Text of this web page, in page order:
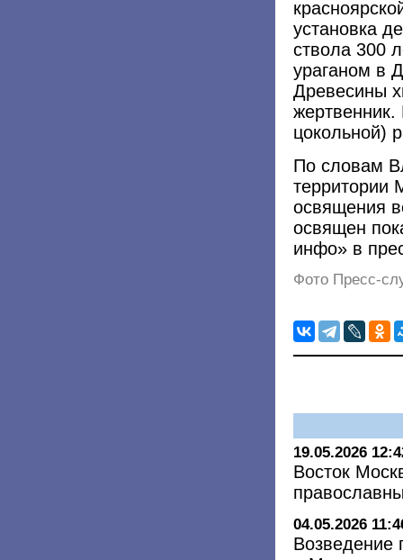
установка
ствола 300
ураганом в
Древесины
жертвенник.
цокольной)
По словам
территории
освящения
освящен
инфо» в
Фото Пресс-
19.05.2026
Восток
04.05.2026
Возведение